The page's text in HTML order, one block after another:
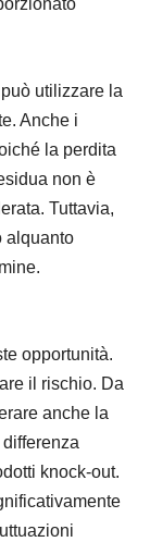
utilizzare la
Anche i
la perdita
non è
Tuttavia,
alquanto
opportunità.
il rischio. Da
anche la
knock-out.